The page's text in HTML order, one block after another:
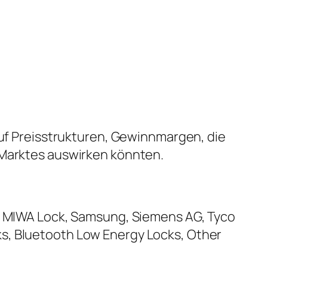
Preisstrukturen, Gewinnmargen, die
auswirken könnten.
Lock, Samsung, Siemens AG, Tyco
Bluetooth Low Energy Locks, Other